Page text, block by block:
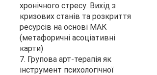
хронічного стресу. Вихід з
кризових станів та розкриття
ресурсів на основі МАК
(метафоричні асоціативні
карти)
7. Групова арт-терапія як
інструмент психологічної